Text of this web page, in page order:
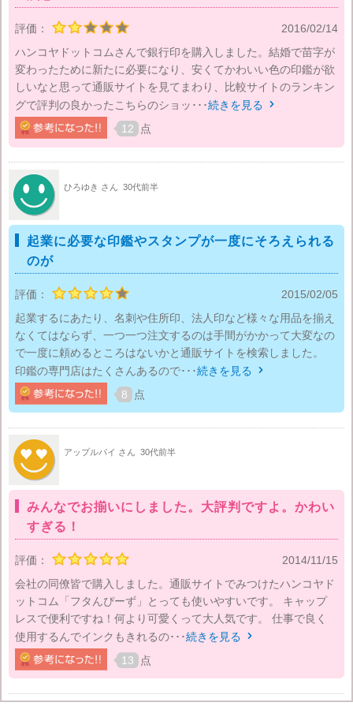
評価：
2016/02/14
ハンコヤドットコムさんで銀行印を購入しました。結婚で苗字が
変わったために新たに必要になり、安くてかわいい色の印鑑が欲
しいなと思って通販サイトを見てまわり、比較サイトのランキン
グで評判の良かったこちらのショッ･･･続きを見る 
12 点
ひろゆき さん 30代前半
起業に必要な印鑑やスタンプが一度にそろえられる
のが
評価：
2015/02/05
起業するにあたり、名刺や住所印、法人印など様々な用品を揃え
なくてはならず、一つ一つ注文するのは手間がかかって大変なの
で一度に頼めるところはないかと通販サイトを検索しました。
印鑑の専門店はたくさんあるので･･･続きを見る 
8 点
アップルパイ さん 30代前半
みんなでお揃いにしました。大評判ですよ。かわい
すぎる！
評価：
2014/11/15
会社の同僚皆で購入しました。通販サイトでみつけたハンコヤド
ットコム「フタんぴーず」とっても使いやすいです。 キャップ
レスで便利ですね！何より可愛くって大人気です。 仕事で良く
使用するんでインクもきれるの･･･続きを見る 
13 点